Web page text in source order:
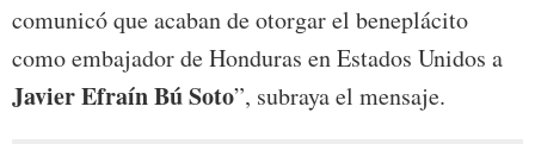
comunicó que acaban de otorgar el beneplácito
como embajador de Honduras en Estados Unidos a
Javier Efraín Bú Soto”, subraya el mensaje.